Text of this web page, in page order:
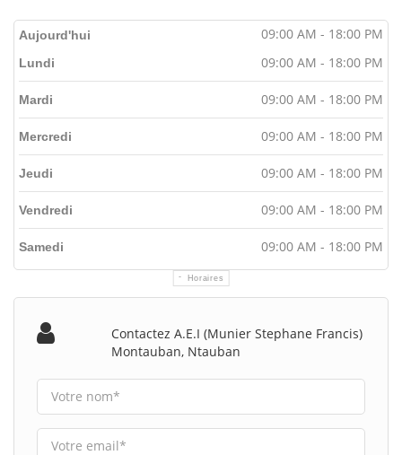
Aujourd'hui 09:00 AM - 18:00 PM
Horaires
Lundi 09:00 AM - 18:00 PM
Mardi 09:00 AM - 18:00 PM
Mercredi 09:00 AM - 18:00 PM
Jeudi 09:00 AM - 18:00 PM
Vendredi 09:00 AM - 18:00 PM
Samedi 09:00 AM - 18:00 PM
Contactez A.e.i (munier Stephane Francis)
Montauban, Ntauban